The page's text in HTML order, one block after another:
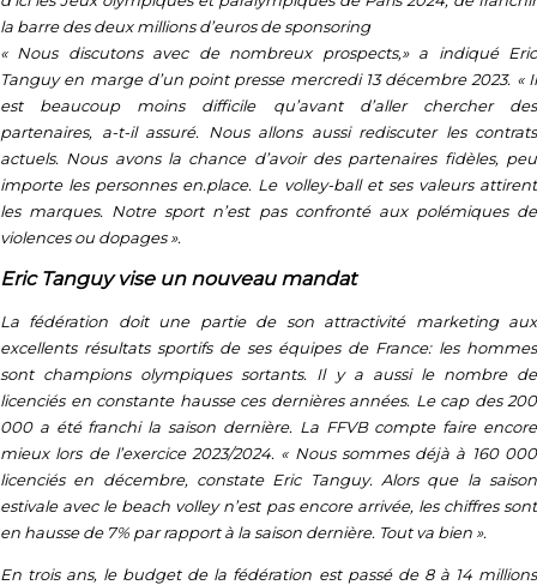
la barre des deux millions d’euros de sponsoring
« Nous discutons avec de nombreux prospects,» a indiqué Eric
Tanguy en marge d’un point presse mercredi 13 décembre 2023. « Il
est beaucoup moins difficile qu’avant d’aller chercher des
partenaires, a-t-il assuré. Nous allons aussi rediscuter les contrats
actuels. Nous avons la chance d’avoir des partenaires fidèles, peu
importe les personnes en.place. Le volley-ball et ses valeurs attirent
les marques. Notre sport n’est pas confronté aux polémiques de
violences ou dopages ».
Eric Tanguy vise un nouveau mandat
La fédération doit une partie de son attractivité marketing aux
excellents résultats sportifs de ses équipes de France: les hommes
sont champions olympiques sortants. Il y a aussi le nombre de
licenciés en constante hausse ces dernières années. Le cap des 200
000 a été franchi la saison dernière. La FFVB compte faire encore
mieux lors de l’exercice 2023/2024. « Nous sommes déjà à 160 000
licenciés en décembre, constate Eric Tanguy. Alors que la saison
estivale avec le beach volley n’est pas encore arrivée, les chiffres sont
en hausse de 7% par rapport à la saison dernière. Tout va bien ».
En trois ans, le budget de la fédération est passé de 8 à 14 millions